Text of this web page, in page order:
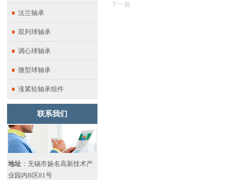
法兰轴承
双列球轴承
调心球轴承
微型球轴承
涨紧轮轴承组件
联系我们
地址 ：无锡市扬名高新技术产
业园内B区81号
下一篇